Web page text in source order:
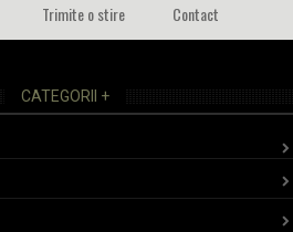
Trimite o stire Contact
CATEGORII +